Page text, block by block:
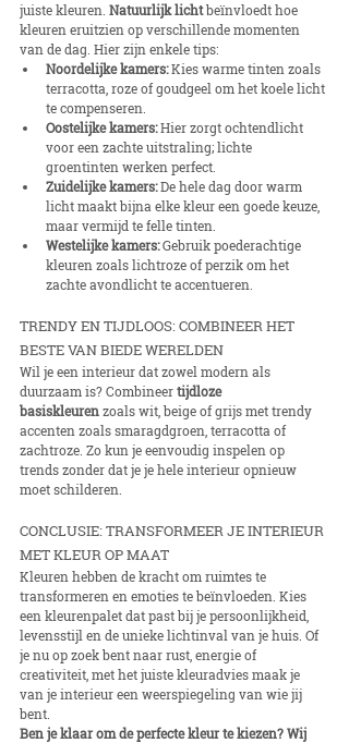
juiste kleuren. Natuurlijk licht beïnvloedt hoe
kleuren eruitzien op verschillende momenten
van de dag. Hier zijn enkele tips:
Noordelijke kamers: Kies warme tinten zoals
terracotta, roze of goudgeel om het koele licht
te compenseren.
Oostelijke kamers: Hier zorgt ochtendlicht
voor een zachte uitstraling; lichte
groentinten werken perfect.
Zuidelijke kamers: De hele dag door warm
licht maakt bijna elke kleur een goede keuze,
maar vermijd te felle tinten.
Westelijke kamers: Gebruik poederachtige
kleuren zoals lichtroze of perzik om het
zachte avondlicht te accentueren.
TRENDY EN TIJDLOOS: COMBINEER HET
BESTE VAN BIEDE WERELDEN
Wil je een interieur dat zowel modern als
duurzaam is? Combineer tijdloze
basiskleuren zoals wit, beige of grijs met trendy
accenten zoals smaragdgroen, terracotta of
zachtroze. Zo kun je eenvoudig inspelen op
trends zonder dat je je hele interieur opnieuw
moet schilderen.
CONCLUSIE: TRANSFORMEER JE INTERIEUR
MET KLEUR OP MAAT
Kleuren hebben de kracht om ruimtes te
transformeren en emoties te beïnvloeden. Kies
een kleurenpalet dat past bij je persoonlijkheid,
levensstijl en de unieke lichtinval van je huis. Of
je nu op zoek bent naar rust, energie of
creativiteit, met het juiste kleuradvies maak je
van je interieur een weerspiegeling van wie jij
bent.
Ben je klaar om de perfecte kleur te kiezen? Wij